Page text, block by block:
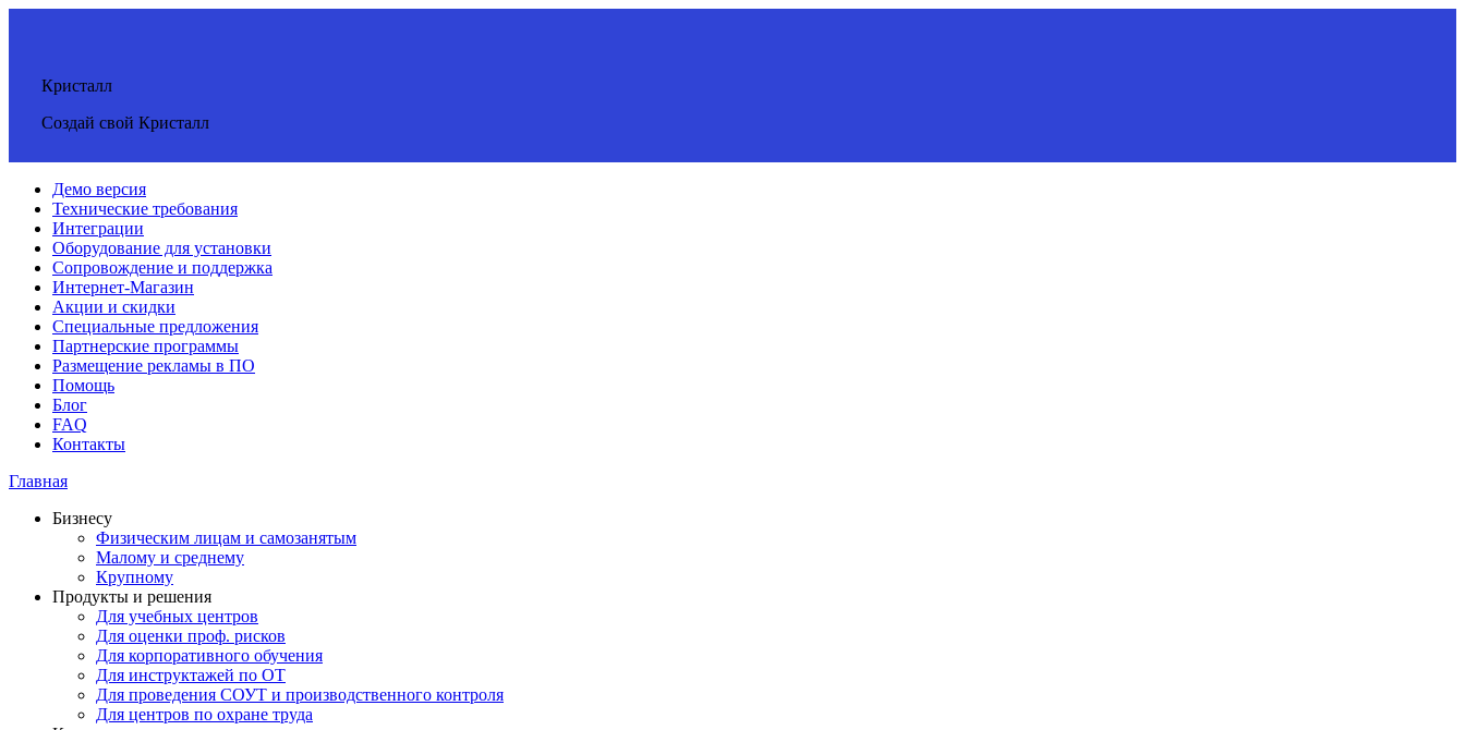
Кристалл
Создай свой Кристалл
Демо версия
Технические требования
Интеграции
Оборудование для установки
Сопровождение и поддержка
Интернет-Магазин
Акции и скидки
Специальные предложения
Партнерские программы
Размещение рекламы в ПО
Помощь
Блог
FAQ
Контакты
Главная
Бизнесу
Физическим лицам и самозанятым
Малому и среднему
Крупному
Продукты и решения
Для учебных центров
Для оценки проф. рисков
Для корпоративного обучения
Для инструктажей по ОТ
Для проведения СОУТ и производственного контроля
Для центров по охране труда